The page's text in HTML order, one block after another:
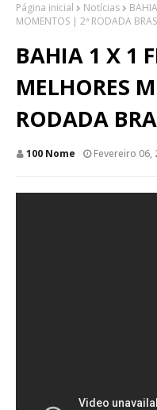
Página inicial Notícias
MOMENTOS | 2ª RODADA
BAHIA 1 X 1
MELHORES
RODADA
100 Nome Fevereiro 06,